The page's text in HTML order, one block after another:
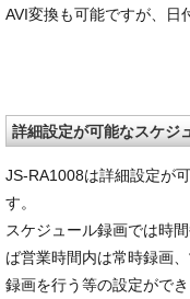
AVI変換も可能ですが、日
詳細設定が可能なスケジ
JS-RA1008は詳細設定が
す。
スケジュール録画では時
ば営業時間内は常時録画
録画を行う等の設定がで